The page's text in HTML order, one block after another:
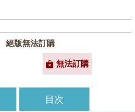
絕版無法訂購
無法訂購
目次